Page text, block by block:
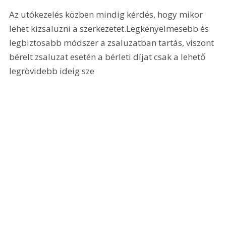
Az utókezelés közben mindig kérdés, hogy mikor
lehet kizsaluzni a szerkezetet.Legkényelmesebb és
legbiztosabb módszer a zsaluzatban tartás, viszont
bérelt zsaluzat esetén a bérleti díjat csak a lehető
legrövidebb ideig sze